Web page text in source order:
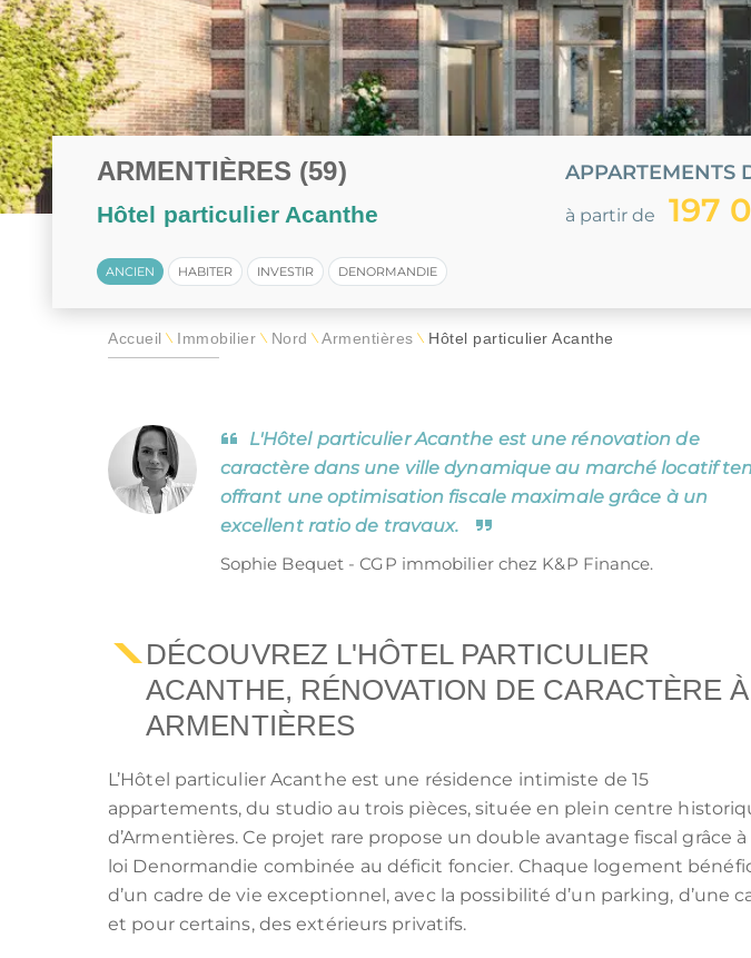
LOI MALRAUX LOI DENORMANDIE
DÉFICIT FONCIER
LOI JEANBRUN LOI
MONUMENTS HISTORIQUES
LMP/LMNP
Tous les programmes pour investir ou habiter à
ÎLE MAURICE
ARMENTIÈRES (59)
Hôtel particulier Acanthe
APPARTEMENTS
à partir de 197
ANCIEN HABITER INVESTIR DENORMANDIE
Accueil \ Immobilier \ Nord \ Armentières \ Hôtel particulier Acanthe
L'Hôtel particulier Acanthe est une rénovation de
caractère dans une ville dynamique au marché locatif
offrant une optimisation fiscale maximale grâce à un
excellent ratio de travaux.
Sophie Bequet - CGP immobilier chez K&P Finance.
DÉCOUVREZ L'HÔTEL PARTICULIER
ACANTHE, RÉNOVATION DE CARACTÈRE À
ARMENTIÈRES
L’Hôtel particulier Acanthe est une résidence intimiste de 15
appartements, du studio au trois pièces, située en plein centre
d’Armentières. Ce projet rare propose un double avantage fiscal grâce à
loi Denormandie combinée au déficit foncier. Chaque logement
d’un cadre de vie exceptionnel, avec la possibilité d’un parking, d’une
et pour certains, des extérieurs privatifs.